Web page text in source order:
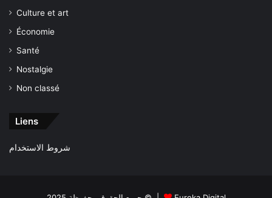
Culture et art
Économie
Santé
Nostalgie
Non classé
Liens
شروط الاستخدام